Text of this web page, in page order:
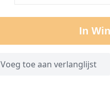
In
Voeg toe aan verlanglijst